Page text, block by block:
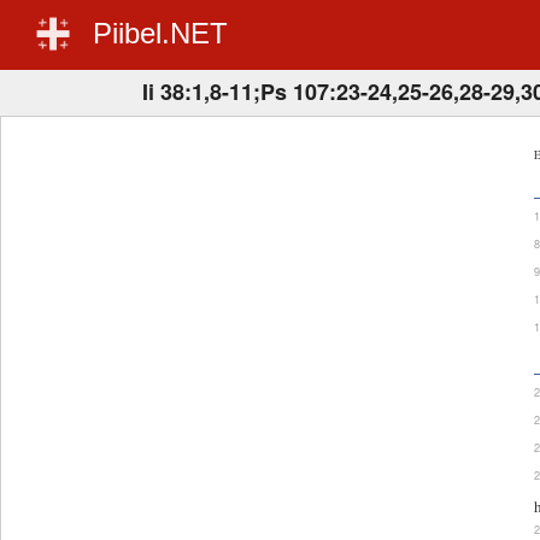
Piibel.NET
Ii 38:1,8-11;Ps 107:23-24,25-26,28-
1
8
9